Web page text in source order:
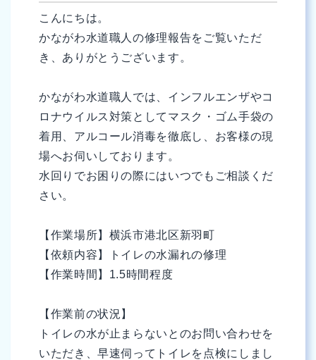
こんにちは。
かながわ水道職人の修理報告をご覧いただ
き、ありがとうございます。
かながわ水道職人では、インフルエンザやコ
ロナウイルス対策としてマスク・ゴム手袋の
着用、アルコール消毒を徹底し、お客様の現
場へお伺いしております。
水回りでお困りの際にはいつでもご相談くだ
さい。
【作業場所】横浜市港北区新羽町
【依頼内容】トイレの水漏れの修理
【作業時間】1.5時間程度
【作業前の状況】
トイレの水が止まらないとのお問い合わせを
いただき、早速伺ってトイレを点検にしまし